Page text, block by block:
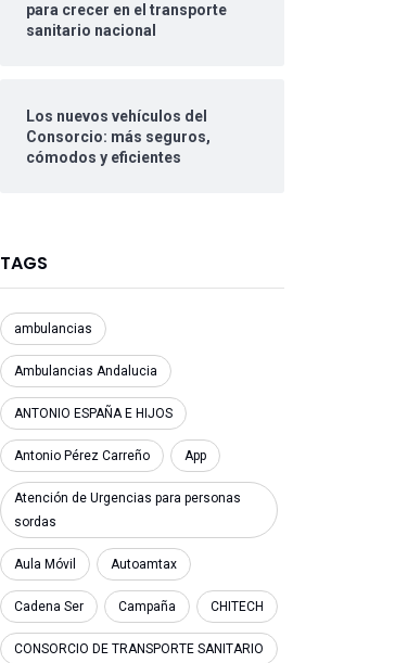
para crecer en el transporte
sanitario nacional
Los nuevos vehículos del
Consorcio: más seguros,
cómodos y eficientes
TAGS
ambulancias
Ambulancias Andalucia
ANTONIO ESPAÑA E HIJOS
Antonio Pérez Carreño App
Atención de Urgencias para personas
sordas
Aula Móvil Autoamtax
Cadena Ser Campaña CHITECH
CONSORCIO DE TRANSPORTE SANITARIO